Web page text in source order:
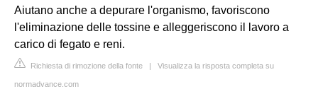
Aiutano anche a depurare l'organismo, favoriscono
l'eliminazione delle tossine e alleggeriscono il lavoro a
carico di fegato e reni.
Richiesta di rimozione della fonte | Visualizza la risposta completa su
normadvance.com